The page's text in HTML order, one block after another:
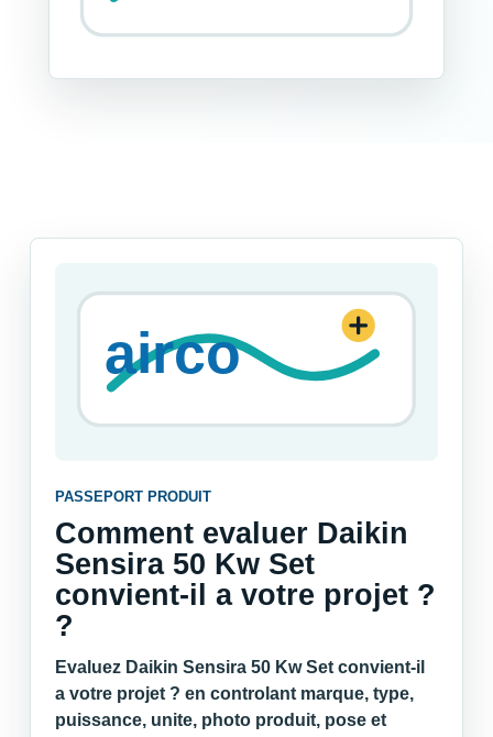
PASSEPORT PRODUIT
Comment evaluer Daikin
Sensira 50 Kw Set
convient-il a votre projet ?
?
Evaluez Daikin Sensira 50 Kw Set convient-il
a votre projet ? en controlant marque, type,
puissance, unite, photo produit, pose et